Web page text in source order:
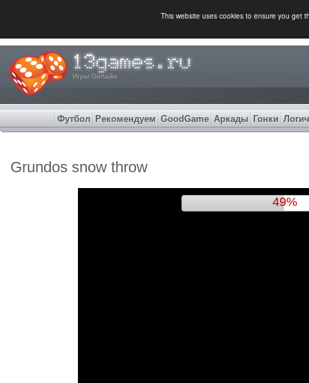
This website uses cookies to ensure you get
Игры Онлайн
Футбол Рекомендуем GoodGame Аркады Гонки
Grundos snow throw
52%